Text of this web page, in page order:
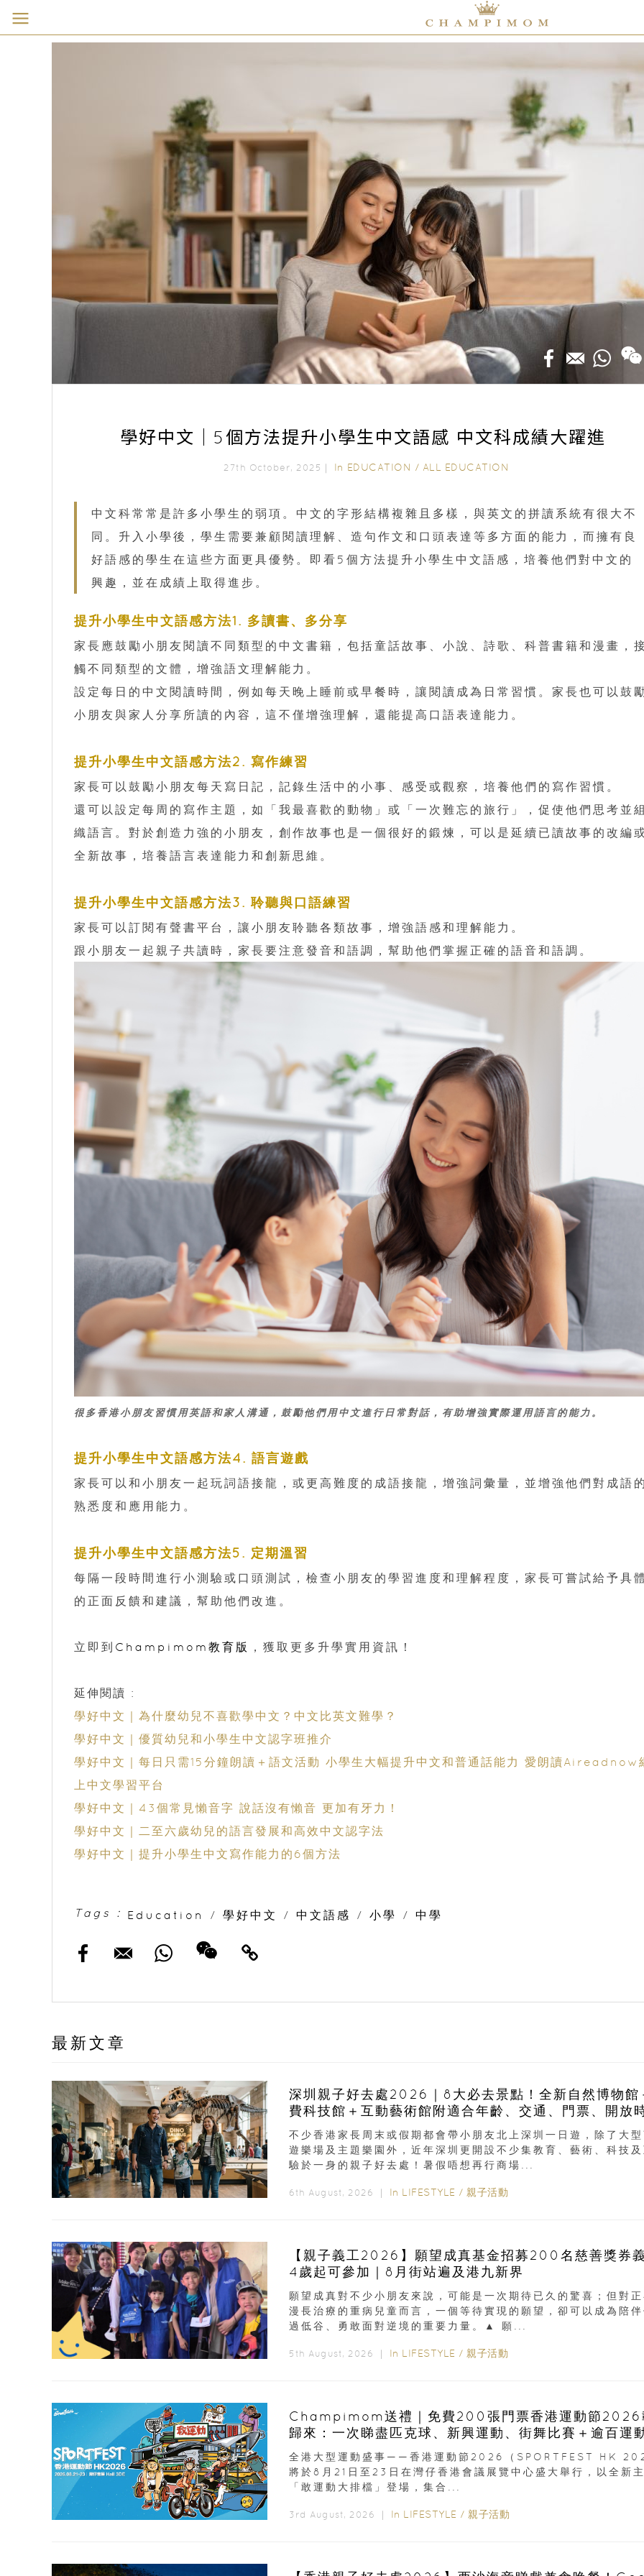
學好中文｜5個方法提升小學生中文語感 中文科成績大躍進
27th October, 2025｜ In EDUCATION / ALL EDUCATION
中文科常常是許多小學生的弱項。中文的字形結構複雜且多樣，與英文的拼讀系統有很大不
同。升入小學後，學生需要兼顧閱讀理解、造句作文和口頭表達等多方面的能力，而擁有良
好語感的學生在這些方面更具優勢。即看5個方法提升小學生中文語感，培養他們對中文的
興趣，並在成績上取得進步。
提升小學生中文語感方法1. 多讀書、多分享
家長應鼓勵小朋友閱讀不同類型的中文書籍，包括童話故事、小說、詩歌、科普書籍和漫畫，
觸不同類型的文體，增強語文理解能力。
設定每日的中文閱讀時間，例如每天晚上睡前或早餐時，讓閱讀成為日常習慣。家長也可以鼓
小朋友與家人分享所讀的內容，這不僅增強理解，還能提高口語表達能力。
提升小學生中文語感方法2. 寫作練習
家長可以鼓勵小朋友每天寫日記，記錄生活中的小事、感受或觀察，培養他們的寫作習慣。
還可以設定每周的寫作主題，如「我最喜歡的動物」或「一次難忘的旅行」，促使他們思考並
織語言。對於創造力強的小朋友，創作故事也是一個很好的鍛煉，可以是延續已讀故事的改編
全新故事，培養語言表達能力和創新思維。
提升小學生中文語感方法3. 聆聽與口語練習
家長可以訂閱有聲書平台，讓小朋友聆聽各類故事，增強語感和理解能力。
跟小朋友一起親子共讀時，家長要注意發音和語調，幫助他們掌握正確的語音和語調。
很多香港小朋友習慣用英語和家人溝通，鼓勵他們用中文進行日常對話，有助增強實際運用語言的能力。
提升小學生中文語感方法4. 語言遊戲
家長可以和小朋友一起玩詞語接龍，或更高難度的成語接龍，增強詞彙量，並增強他們對成語
熟悉度和應用能力。
提升小學生中文語感方法5. 定期溫習
每隔一段時間進行小測驗或口頭測試，檢查小朋友的學習進度和理解程度，家長可嘗試給予具
的正面反饋和建議，幫助他們改進。
立即到 Champimom教育版 ，獲取更多升學實用資訊！
延伸閱讀 :
學好中文｜為什麼幼兒不喜歡學中文？中文比英文難學？
學好中文｜優質幼兒和小學生中文認字班推介
學好中文｜每日只需15分鐘朗讀＋語文活動 小學生大幅提升中文和普通話能力 愛朗讀Aireadnow
上中文學習平台
學好中文｜43個常見懶音字 說話沒有懶音 更加有牙力！
學好中文｜二至六歲幼兒的語言發展和高效中文認字法
學好中文｜提升小學生中文寫作能力的6個方法
Tags : Education / 學好中文 / 中文語感 / 小學 / 中學
最新文章
深圳親子好去處2026｜8大必去景點！全新自然博物館
費科技館＋互動藝術館附適合年齡、交通、門票、開放
不少香港家長周末或假期都會帶小朋友北上深圳一日遊，除了大
遊樂場及主題樂園外，近年深圳更開設不少集教育、藝術、科技
驗於一身的親子好去處！暑假唔想再行商場...
6th August, 2026 ｜ In LIFESTYLE / 親子活動
【親子義工2026】願望成真基金招募200名慈善獎券
4歲起可參加｜8月街站遍及港九新界
願望成真對不少小朋友來說，可能是一次期待已久的驚喜；但對
漫長治療的重病兒童而言，一個等待實現的願望，卻可以成為陪
過低谷、勇敢面對逆境的重要力量。▲ 願...
5th August, 2026 ｜ In LIFESTYLE / 親子活動
Champimom送禮｜免費200張門票香港運動節2026
歸來：一次睇盡匹克球、新興運動、街舞比賽＋逾百運
展覽
全港大型運動盛事——香港運動節2026（SPORTFEST HK
將於8月21日至23日在灣仔香港會議展覽中心盛大舉行，以全新
「敢運動大排檔」登場，集合...
3rd August, 2026 ｜ In LIFESTYLE / 親子活動